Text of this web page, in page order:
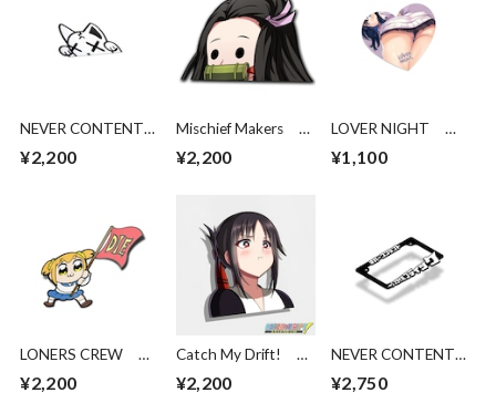
NEVER CONTENT
¥2,200
Mischief Makers
¥2,200
LOVER NIGHT
HEART STICKER
¥1,100
LONERS CREW
Please Die Popuko
¥2,200
Catch My Drift!
Kaguya Pout
¥2,200
NEVER CONTENT
スタイルブティック
バイク用ライセンス
¥2,750